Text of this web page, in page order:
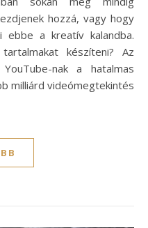
hozzá, vagy hogy
ebbe a kreatív kalandba.
készíteni? Az
nak a hatalmas
milliárd videómegtekintés